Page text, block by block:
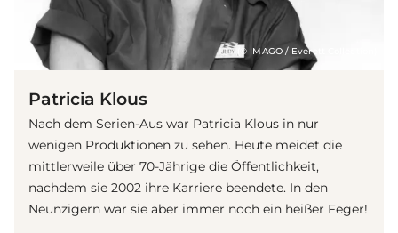
(© IMAGO / Everett Collection)
Patricia Klous
Nach dem Serien-Aus war Patricia Klous in nur
wenigen Produktionen zu sehen. Heute meidet die
mittlerweile über 70-Jährige die Öffentlichkeit,
nachdem sie 2002 ihre Karriere beendete. In den
Neunzigern war sie aber immer noch ein heißer Feger!